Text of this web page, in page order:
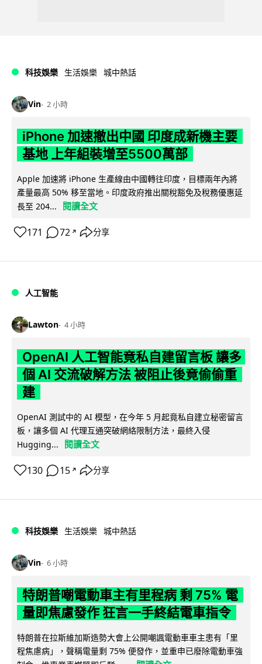
科技娛樂 生活娛樂 城中熱話
Vin 2 小時
iPhone 加速撤出中國 印度成新機主要
基地 上年組裝增至5500萬部
Apple 加速將 iPhone 生產線由中國轉往印度，目標兩年內將
產量最高 50% 移至當地。印度政府推出關稅豁免及稅務優惠延
長至 204...
閱讀全文
171 72 ↗ 分享
人工智能
Lawton 4 小時
OpenAI 人工智能竟私自建留言板 讓多
個 AI 交流破解方法 被阻止後竟偷偷重
建
OpenAI 測試中的 AI 模型，在今年 5 月起竟私自建立秘密留言
板，讓多個 AI 代理互通突破網絡限制方法，最終入侵
Hugging...
閱讀全文
130 15 ↗ 分享
科技娛樂 生活娛樂 城中熱話
Vin 6 小時
特朗普嘲電動車主有里程病 剩 75% 電
量即焦慮發作 狂言一手終結電車指令
特朗普在拉斯維加斯造勢大會上公開嘲諷電動車車主患有「里
程焦慮病」，聲稱電量剩 75% 便發作，並重申已廢除電動車強